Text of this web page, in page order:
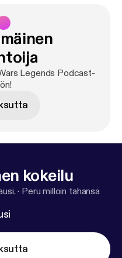
Legends Podcast-
kokeilu
· Peru milloin tahansa